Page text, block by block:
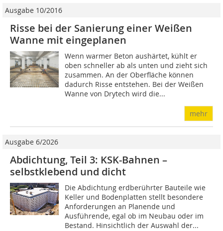
Ausgabe 10/2016
Risse bei der Sanierung einer Weißen
Wanne mit eingeplanen
Wenn warmer Beton aushärtet, kühlt er
oben schneller ab als unten und zieht sich
zusammen. An der Oberfläche können
dadurch Risse entstehen. Bei der Weißen
Wanne von Drytech wird die...
mehr
Ausgabe 6/2026
Abdichtung, Teil 3: KSK-Bahnen –
selbstklebend und dicht
Die Abdichtung erdberührter Bauteile wie
Keller und Bodenplatten stellt besondere
Anforderungen an Planende und
Ausführende, egal ob im Neubau oder im
Bestand. Hinsichtlich der Auswahl der...